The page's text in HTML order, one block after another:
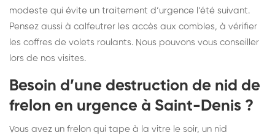
modeste qui évite un traitement d’urgence l’été suivant.
Pensez aussi à calfeutrer les accès aux combles, à vérifier
les coffres de volets roulants. Nous pouvons vous conseiller
lors de nos visites.
Besoin d’une destruction de nid de
frelon en urgence à Saint-Denis ?
Vous avez un frelon qui tape à la vitre le soir, un nid